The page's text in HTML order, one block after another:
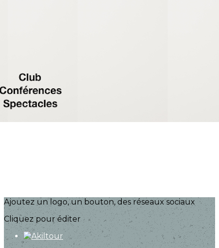
Images de la page d'accueil
Cliquez pour éditer
Ajoutez un logo, un bouton, des réseaux sociaux
Cliquez pour éditer